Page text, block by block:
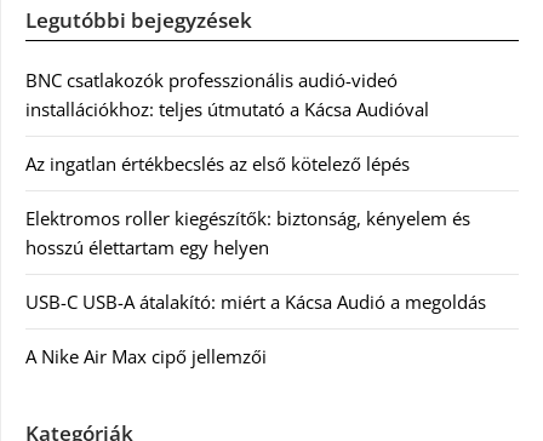
Legutóbbi bejegyzések
BNC csatlakozók professzionális audió-videó
installációkhoz: teljes útmutató a Kácsa Audióval
Az ingatlan értékbecslés az első kötelező lépés
Elektromos roller kiegészítők: biztonság, kényelem és
hosszú élettartam egy helyen
USB-C USB-A átalakító: miért a Kácsa Audió a megoldás
A Nike Air Max cipő jellemzői
Kategóriák